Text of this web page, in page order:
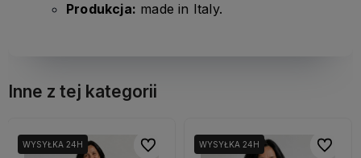
Produkcja: made in Italy.
Inne z tej kategorii
WYSYŁKA 24H Do ulubionych
Do ulubionychWYSYŁKA 24H Do
Do